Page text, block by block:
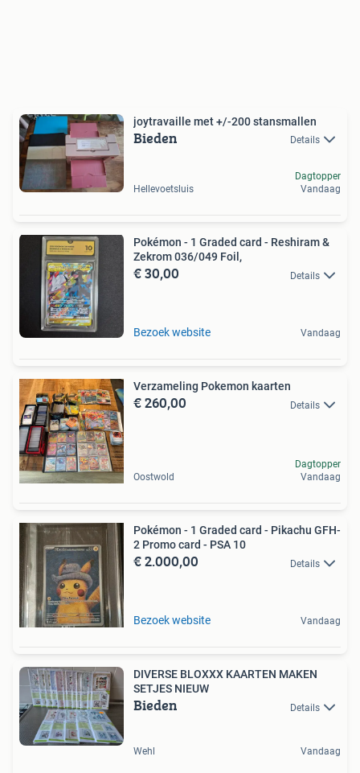
joytravaille met +/-200 stansmallen
Bieden Details
Hellevoetsluis
Dagtopper
Vandaag
Pokémon - 1 Graded card - Reshiram &
Zekrom 036/049 Foil,
€ 30,00 Details
Bezoek website Vandaag
Verzameling Pokemon kaarten
€ 260,00 Details
Oostwold
Dagtopper
Vandaag
Pokémon - 1 Graded card - Pikachu GFH-
2 Promo card - PSA 10
€ 2.000,00 Details
Bezoek website Vandaag
DIVERSE BLOXXX KAARTEN MAKEN
SETJES NIEUW
Bieden Details
Wehl Vandaag